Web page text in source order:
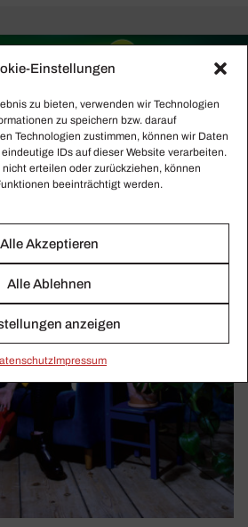
Einstellungen
zu bieten, verwenden wir Technologien
zu speichern bzw. darauf
Technologien zustimmen, können wir Daten
IDs auf dieser Website verarbeiten.
erteilen oder zurückziehen, können
beeinträchtigt werden.
Alle Akzeptieren
Alle Ablehnen
anzeigen
Impressum